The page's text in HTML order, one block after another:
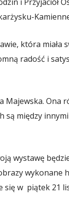
która miała
radość i
Majewska. Ona
między innymi
wystawę
wykonane
się w piątek 21